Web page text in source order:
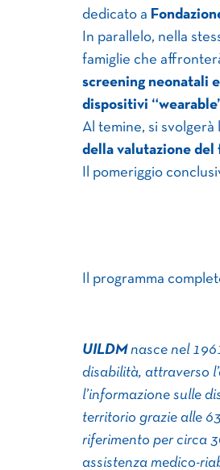
dedicato a
In parallelo, nella
famiglie che
screening neonatali
dispositivi
Al temine, si svolgerà
della valutazione del
Il pomeriggio
Il programma
UILDMnasce nel
disabilità, attraverso
l’informazione sulle
territorio grazie alle
riferimento per circa
assistenza medico-